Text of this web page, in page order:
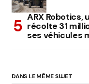
ARX
récolte 31
ses véhicules
DANS LE MÊME SUJET